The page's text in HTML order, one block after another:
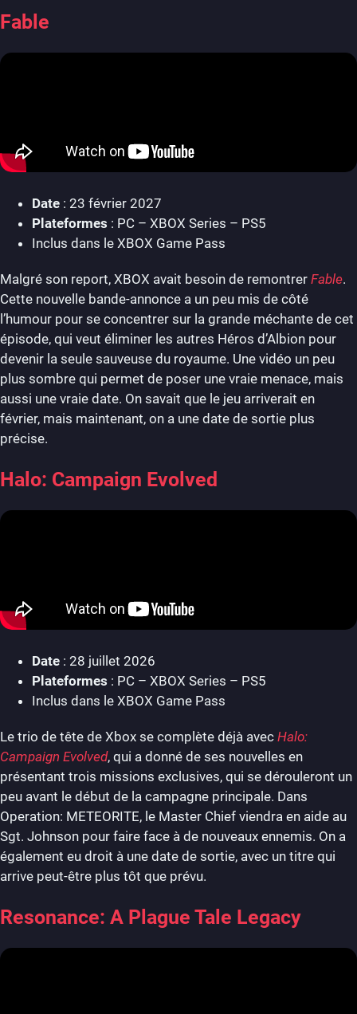
Fable
Date : 23 février 2027
Plateformes : PC – XBOX Series – PS5
Inclus dans le XBOX Game Pass
Malgré son report, XBOX avait besoin de remontrer Fable.
Cette nouvelle bande-annonce a un peu mis de côté
l’humour pour se concentrer sur la grande méchante de cet
épisode, qui veut éliminer les autres Héros d’Albion pour
devenir la seule sauveuse du royaume. Une vidéo un peu
plus sombre qui permet de poser une vraie menace, mais
aussi une vraie date. On savait que le jeu arriverait en
février, mais maintenant, on a une date de sortie plus
précise.
Halo: Campaign Evolved
Date : 28 juillet 2026
Plateformes : PC – XBOX Series – PS5
Inclus dans le XBOX Game Pass
Le trio de tête de Xbox se complète déjà avec Halo:
Campaign Evolved, qui a donné de ses nouvelles en
présentant trois missions exclusives, qui se dérouleront un
peu avant le début de la campagne principale. Dans
Operation: METEORITE, le Master Chief viendra en aide au
Sgt. Johnson pour faire face à de nouveaux ennemis. On a
également eu droit à une date de sortie, avec un titre qui
arrive peut-être plus tôt que prévu.
Resonance: A Plague Tale Legacy